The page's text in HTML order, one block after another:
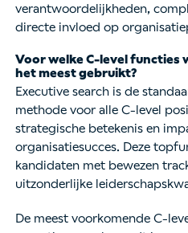
verantwoordelijkheden,
directe invloed op
Voor welke C-level functies
het meest gebruikt?
Executive search is de
methode voor alle C-level
strategische betekenis en
organisatiesucces. Deze
kandidaten met bewezen
uitzonderlijke
De meest voorkomende C-